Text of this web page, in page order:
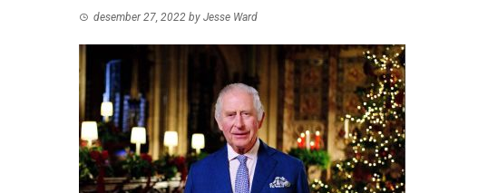
desember 27, 2022 by Jesse Ward